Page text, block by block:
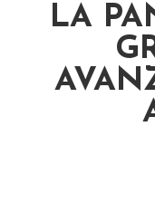
LA